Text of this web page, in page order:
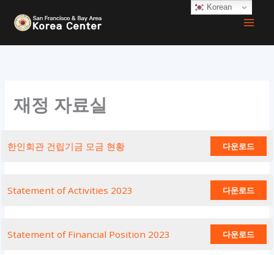
재정 자료실
한인회관 건립기금 모금 현황 다운로드
Statement of Activities 2023 다운로드
Statement of Financial Position 2023 다운로드
Korean